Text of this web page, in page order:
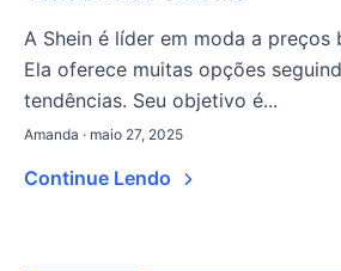
A Shein é líder em moda a preços
Ela oferece muitas opções
tendências. Seu objetivo é...
Amanda · maio 27, 2025
Continue Lendo